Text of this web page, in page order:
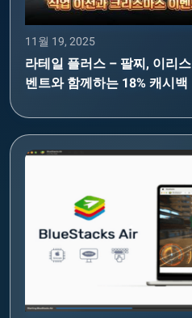
11월 19, 2025
라테일 플러스 – 팔찌, 이리
벤트와 함께하는 18% 캐시백